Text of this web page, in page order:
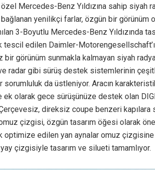
Mercedes-Benz Yıldızına sahip siyah
yenilikçi farlar, özgün bir görünüm
3-Boyutlu Mercedes-Benz Yıldızında
edilen Daimler-Motorengesellschaft’ın
görünüm sunmakla kalmayan siyah
radar gibi sürüş destek sistemlerinin
da üstleniyor. Aracın karakteristik
ek olarak gece sürüşünüze destek olan
direksiz coupe benzeri
çizgisi, özgün tasarım öğesi olarak öne
optimize edilen yan aynalar omuz
yay çizgisiyle tasarım ve silueti tamamlıyor.